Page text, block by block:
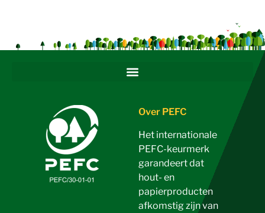
Over PEFC
Het internationale
PEFC-keurmerk
garandeert dat
hout- en
papierproducten
afkomstig zijn van